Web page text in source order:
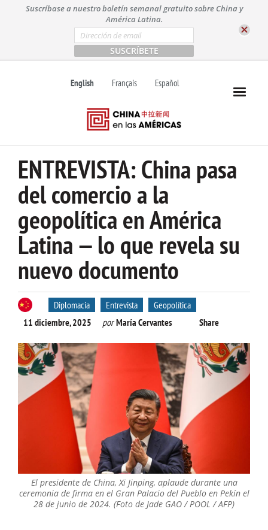
t
Suscríbase a nuestro boletín semanal gratuito sobre China y
América Latina.
E
m
a
i
*
English Français Español
ENTREVISTA: China pasa
del comercio a la
geopolítica en América
Latina — lo que revela su
nuevo documento
Diplomacia Entrevista
Geopolítica
11 diciembre, 2025
porMaría Cervantes Share
El presidente de China, Xi Jinping, aplaude durante una
ceremonia de firma en el Gran Palacio del Pueblo en Pekín el
28 de junio de 2024. (Foto de Jade GAO / POOL / AFP)